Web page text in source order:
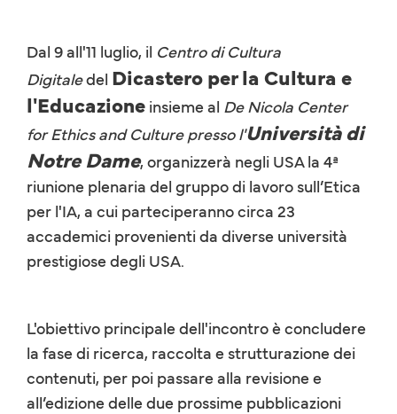
Dal 9 all'11 luglio, il Centro di Cultura
Digitaledel Dicastero per la Cultura e
l'Educazione insieme al De Nicola Center
for Ethics and Culture presso l'Università di
Notre Dame, organizzerà negli USA la 4ª
riunione plenaria del gruppo di lavoro sull’Etica
per l'IA, a cui parteciperanno circa 23
accademici provenienti da diverse università
prestigiose degli USA.
L'obiettivo principale dell'incontro è concludere
la fase di ricerca, raccolta e strutturazione dei
contenuti, per poi passare alla revisione e
all’edizione delle due prossime pubblicazioni